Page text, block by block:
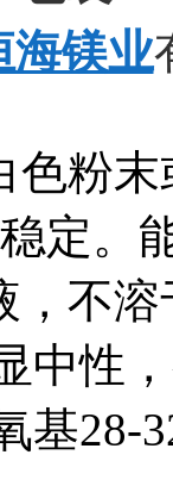
海镁业
色粉
定。
，不溶
中性
基28-